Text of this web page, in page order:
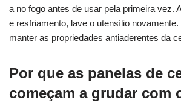
a no fogo antes de usar pela primeira vez.
e resfriamento, lave o utensílio
manter as propriedades antiaderentes da
Por que as panelas de
começam a grudar com